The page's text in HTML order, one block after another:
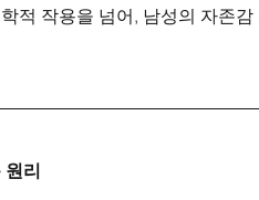
적 작용을 넘어, 남성의 자존
리